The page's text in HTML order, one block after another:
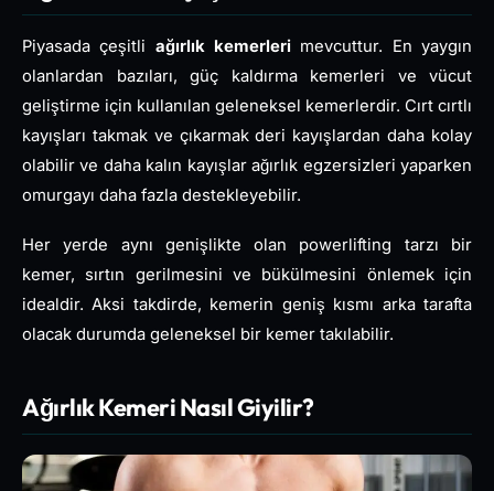
Piyasada çeşitli ağırlık kemerleri mevcuttur. En yaygın
olanlardan bazıları, güç kaldırma kemerleri ve vücut
geliştirme için kullanılan geleneksel kemerlerdir. Cırt cırtlı
kayışları takmak ve çıkarmak deri kayışlardan daha kolay
olabilir ve daha kalın kayışlar ağırlık egzersizleri yaparken
omurgayı daha fazla destekleyebilir.
Her yerde aynı genişlikte olan powerlifting tarzı bir
kemer, sırtın gerilmesini ve bükülmesini önlemek için
idealdir. Aksi takdirde, kemerin geniş kısmı arka tarafta
olacak durumda geleneksel bir kemer takılabilir.
Ağırlık Kemeri Nasıl Giyilir?